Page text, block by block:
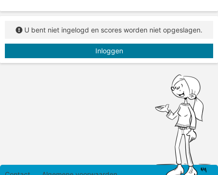
U bent niet ingelogd en scores worden niet opgeslagen.
Inloggen